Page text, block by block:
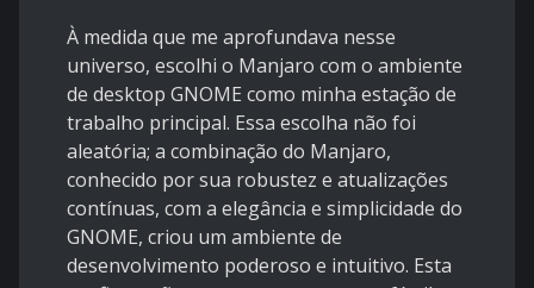
À medida que me aprofundava nesse
universo, escolhi o Manjaro com o ambiente
de desktop GNOME como minha estação de
trabalho principal. Essa escolha não foi
aleatória; a combinação do Manjaro,
conhecido por sua robustez e atualizações
contínuas, com a elegância e simplicidade do
GNOME, criou um ambiente de
desenvolvimento poderoso e intuitivo. Esta